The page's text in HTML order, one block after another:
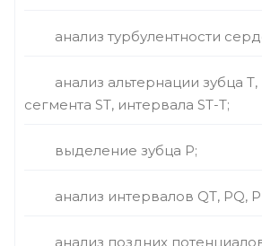
анализ турбулентности
анализ альтернации зубца
сегмента ST, интервала ST-T;
выделение зубца Р;
анализ интервалов QT, PQ,
анализ поздних